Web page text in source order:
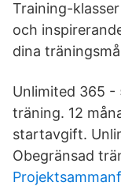
Training-
och
dina
Unlimited 365 -
träning. 12
startavgift.
Obegränsad